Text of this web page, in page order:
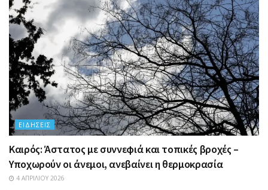
ΕΙΔΉΣΕΙΣ
Καιρός: Άστατος με συννεφιά και τοπικές βροχές –
Υποχωρούν οι άνεμοι, ανεβαίνει η θερμοκρασία
4 ΑΠΡΙΛΊΟΥ 2026